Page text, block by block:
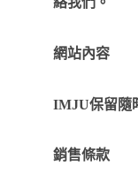
網站內容
IMJU保留隨
銷售條款